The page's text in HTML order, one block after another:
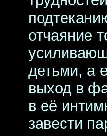
отчаяние
детьми, а
выход в
в её
завести